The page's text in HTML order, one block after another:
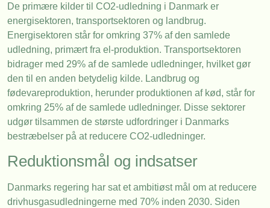
De primære kilder til CO2-udledning i Danmark er
energisektoren, transportsektoren og landbrug.
Energisektoren står for omkring 37% af den samlede
udledning, primært fra el-produktion. Transportsektoren
bidrager med 29% af de samlede udledninger, hvilket gør
den til en anden betydelig kilde. Landbrug og
fødevareproduktion, herunder produktionen af kød, står for
omkring 25% af de samlede udledninger. Disse sektorer
udgør tilsammen de største udfordringer i Danmarks
bestræbelser på at reducere CO2-udledninger.
Reduktionsmål og indsatser
Danmarks regering har sat et ambitiøst mål om at reducere
drivhusgasudledningerne med 70% inden 2030. Siden